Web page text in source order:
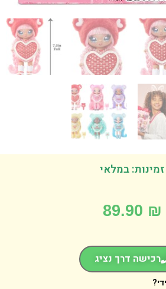
במלאי
89.90
דרך נציג